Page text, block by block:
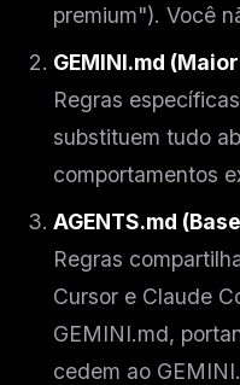
premium"). Você
GEMINI.md
Regras
substituem tudo
comportamentos
AGENTS.md
Regras
Cursor e Claude
GEMINI.md,
cedem ao